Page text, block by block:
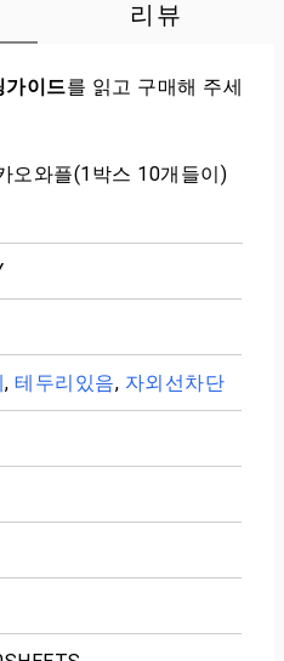
리뷰
가이드를 읽고 구매해 주세
오와플(1박스 10개들이)
, 테두리있음, 자외선차단